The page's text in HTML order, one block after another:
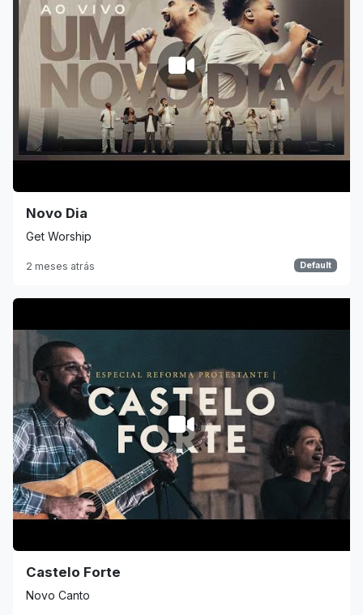
Novo Dia
Get Worship
2 meses atrás Default
Castelo Forte
Novo Canto